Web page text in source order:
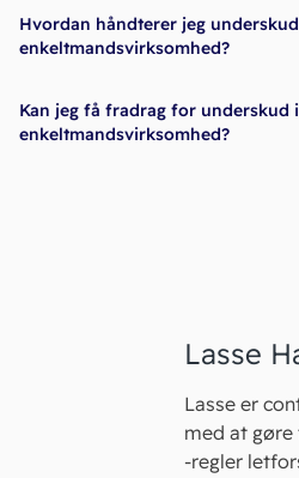
Hvordan håndterer jeg
enkeltmandsvirksomhed?
Kan jeg få fradrag for underskud
enkeltmandsvirksomhed?
Lasse
Lasse er
med at
-regler